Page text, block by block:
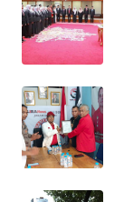
WN
SAMOSIR
PADANG
LAWAS
WN